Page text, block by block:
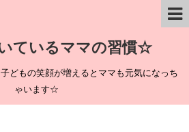
ているママの習慣☆
どもの笑顔が増えるとママも元気になっち
ゃいます☆